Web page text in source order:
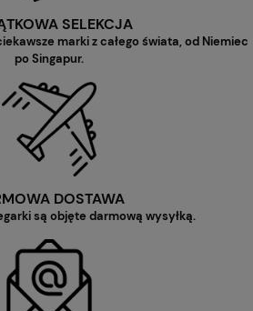
SELEKCJA
marki z całego świata, od Niemiec
po Singapur.
DOSTAWA
są objęte darmową wysyłką.